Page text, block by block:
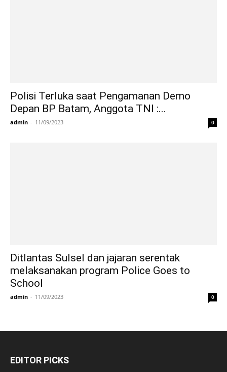
Polisi Terluka saat Pengamanan Demo
Depan BP Batam, Anggota TNI :...
admin - 11/09/2023 0
Ditlantas Sulsel dan jajaran serentak
melaksanakan program Police Goes to
School
admin - 11/09/2023 0
EDITOR PICKS